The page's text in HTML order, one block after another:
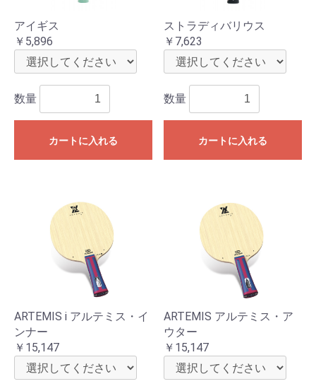
アイギス
￥5,896
数量
カートに入れる
ストラディバリウス
￥7,623
数量
カートに入れる
ARTEMIS i アルテミス・イ
ンナー
￥15,147
ARTEMIS アルテミス・ア
ウター
￥15,147